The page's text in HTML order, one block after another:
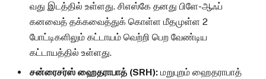
வது இடத்தில் உள்ளது. சிஎஸ்கே தனது பிளே-ஆஃப்
கனவைத் தக்கவைத்துக் கொள்ள மீதமுள்ள 2
போட்டிகளிலும் கட்டாயம் வெற்றி பெற வேண்டிய
கட்டாயத்தில் உள்ளது.
சன்ரைசர்ஸ் ஹைதராபாத் (SRH): மறுபுறம் ஹைதராபாத்